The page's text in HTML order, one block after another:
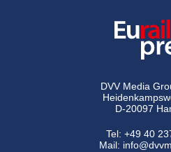
DVV Media
D-20097
Tel:+49 40
Mail: